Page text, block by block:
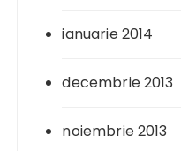
ianuarie 2014
decembrie 2013
noiembrie 2013